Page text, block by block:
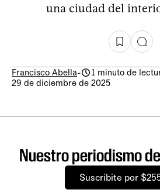
una ciudad del
Francisco Abella-
1 minuto de
29 de diciembre de 2025
Nuestro periodismo
Suscribite por